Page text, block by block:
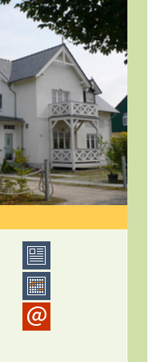
eingerichtete
Kapitänsvilla
an der Stems, Strand
Loggia,